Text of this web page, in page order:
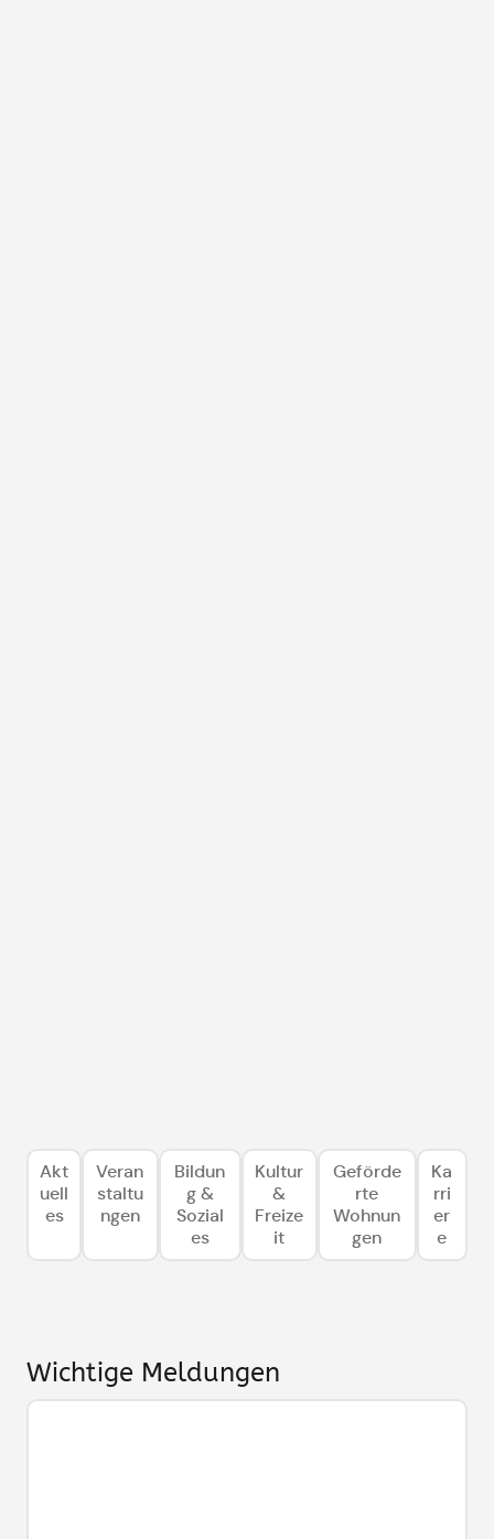
Akt
uell
es
Veran
staltu
ngen
Bildun
g &
Sozial
es
Kultur
&
Freize
it
Geförde
rte
Wohnun
gen
Ka
rri
er
e
Wichtige Meldungen